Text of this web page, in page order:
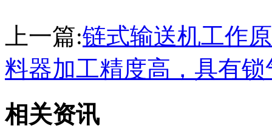
上一篇:链式输送机工作
料器加工精度高，具有锁
相关资讯